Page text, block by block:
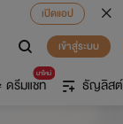
เปิดแอป
เข้าสู่ระบบ
มาใหม่
ดรีมแชท ธัญลิสต์